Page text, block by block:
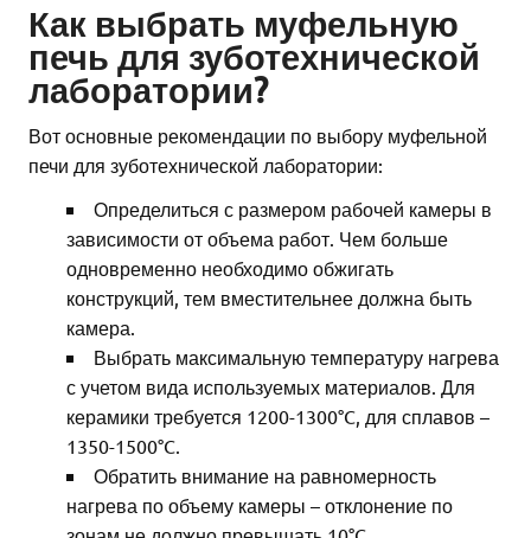
Как выбрать муфельную
печь для зуботехнической
лаборатории?
Вот основные рекомендации по выбору муфельной
печи для зуботехнической лаборатории:
Определиться с размером рабочей камеры в
зависимости от объема работ. Чем больше
одновременно необходимо обжигать
конструкций, тем вместительнее должна быть
камера.
Выбрать максимальную температуру нагрева
с учетом вида используемых материалов. Для
керамики требуется 1200-1300°C, для сплавов –
1350-1500°C.
Обратить внимание на равномерность
нагрева по объему камеры – отклонение по